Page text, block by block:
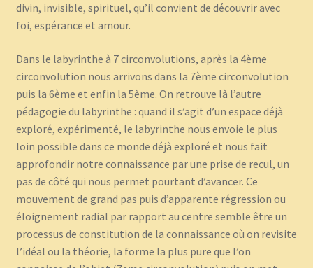
divin, invisible, spirituel, qu’il convient de découvrir avec
foi, espérance et amour.
Dans le labyrinthe à 7 circonvolutions, après la 4ème
circonvolution nous arrivons dans la 7ème circonvolution
puis la 6ème et enfin la 5ème. On retrouve là l’autre
pédagogie du labyrinthe : quand il s’agit d’un espace déjà
exploré, expérimenté, le labyrinthe nous envoie le plus
loin possible dans ce monde déjà exploré et nous fait
approfondir notre connaissance par une prise de recul, un
pas de côté qui nous permet pourtant d’avancer. Ce
mouvement de grand pas puis d’apparente régression ou
éloignement radial par rapport au centre semble être un
processus de constitution de la connaissance où on revisite
l’idéal ou la théorie, la forme la plus pure que l’on